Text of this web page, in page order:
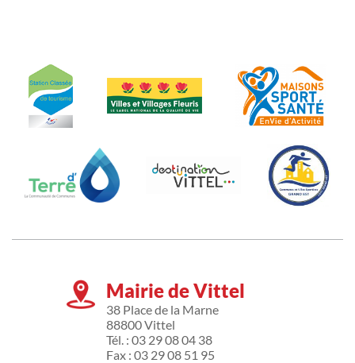
Mairie de Vittel
38 Place de la Marne
88800 Vittel
Tél. : 03 29 08 04 38
Fax : 03 29 08 51 95